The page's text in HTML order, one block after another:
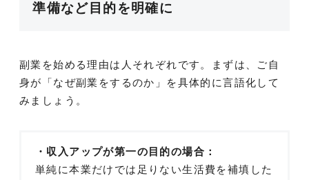
準備など目的を明確に
副業を始める理由は人それぞれです。まずは、ご自
身が「なぜ副業をするのか」を具体的に言語化して
みましょう。
・収入アップが第一の目的の場合：
単純に本業だけでは足りない生活費を補填した